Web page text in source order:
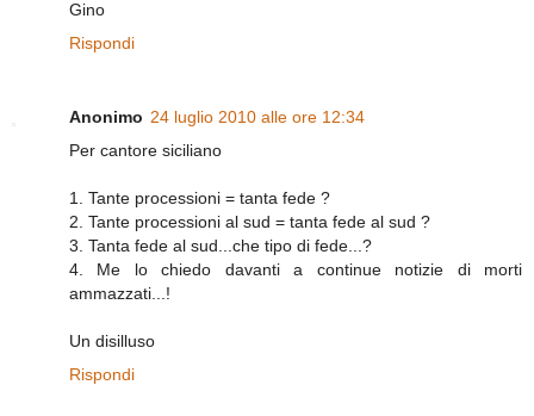
Gino
Rispondi
Anonimo 24 luglio 2010 alle ore 12:34
Per cantore siciliano
1. Tante processioni = tanta fede ?
2. Tante processioni al sud = tanta fede al sud ?
3. Tanta fede al sud...che tipo di fede...?
4. Me lo chiedo davanti a continue notizie di morti
ammazzati...!
Un disilluso
Rispondi